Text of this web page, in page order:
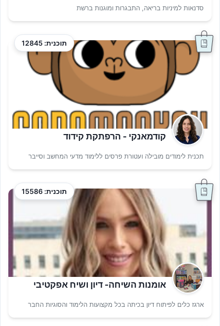
סדנאות למיניות בריאה, התבגרות ומוגנות ברשת
תוכנית: 12845
קודמאנקי - הרפתקת קידוד
תכנית לימודים מובילה ועטורת פרסים ללימוד מדעי המחשב וסייבר
תוכנית: 15586
אומנות השיחה- דיון ושיח אפקטיבי
ארגז כלים לפיתוח דיון בכיתה בכל מקצועות הלימוד והסוגיות החבר